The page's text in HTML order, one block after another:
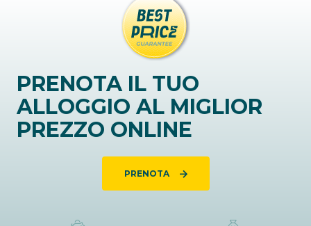
PRENOTA IL TUO
ALLOGGIO AL MIGLIOR
PREZZO ONLINE
PRENOTA